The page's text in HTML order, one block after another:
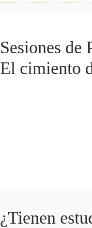
Sesiones de
El cimiento
¿Tienen